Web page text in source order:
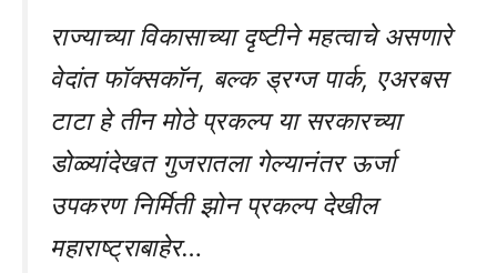
राज्याच्या विकासाच्या दृष्टीने महत्वाचे असणारे
वेदांत फॉक्सकॉन, बल्क ड्रग्ज पार्क, एअरबस
टाटा हे तीन मोठे प्रकल्प या सरकारच्या
डोळ्यांदेखत गुजरातला गेल्यानंतर ऊर्जा
उपकरण निर्मिती झोन प्रकल्प देखील
महाराष्ट्राबाहेर…